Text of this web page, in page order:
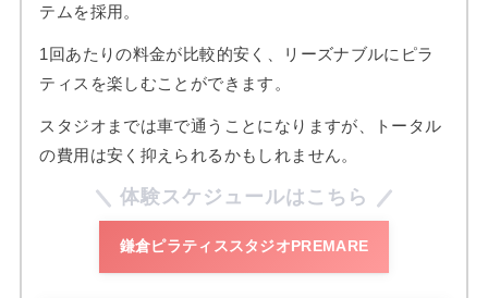
テムを採用。
1回あたりの料金が比較的安く、リーズナブルにピラ
ティスを楽しむことができます。
スタジオまでは車で通うことになりますが、トータル
の費用は安く抑えられるかもしれません。
体験スケジュールはこちら
鎌倉ピラティススタジオPREMARE